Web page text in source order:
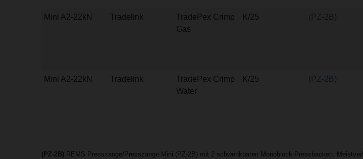
Mini A2-22kN Tradelink
TradePex Crimp
Gas
K/25 (PZ-2B)
Mini A2-22kN Tradelink
TradePex Crimp
Water
K/25 (PZ-2B)
(PZ-2B) REMS Presszange/Presszange Mini (PZ-2B) mit 2 schwenkbaren Monoblock-Pressbacken.